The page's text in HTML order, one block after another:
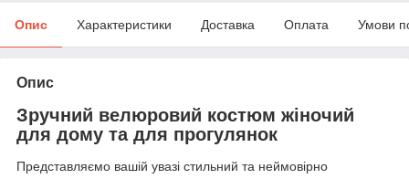
Опис Характеристики Доставка Оплата Умови
Опис
Зручний велюровий костюм жіночий
для дому та для прогулянок
Представляємо вашій увазі стильний та неймовірно